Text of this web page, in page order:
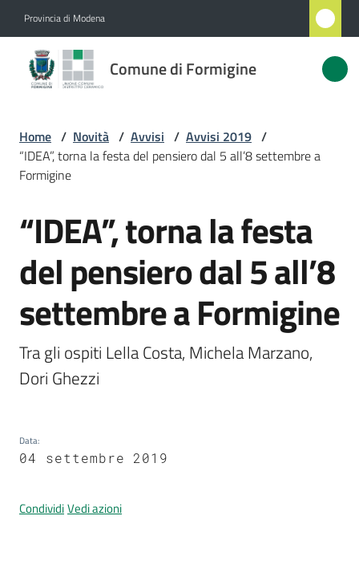
Provincia di Modena
Comune di Formigine
Comune
di
Amministrazione
Novità
Menu selezionato
Servizi
Vivere
Formigine
appuntamenti
l
Home / Novità / Avvisi / Avvisi 2019 /
“IDEA”, torna la festa del pensiero dal 5 all’8 settembre a
Formigine
Salta al contenuto
“IDEA”, torna la festa
del pensiero dal 5 all’8
settembre a Formigine
Tra gli ospiti Lella Costa, Michela Marzano,
Dori Ghezzi
Data:
04 settembre 2019
CondividiVedi azioni